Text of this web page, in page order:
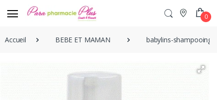
0
Accueil BEBE ET MAMAN babylins-